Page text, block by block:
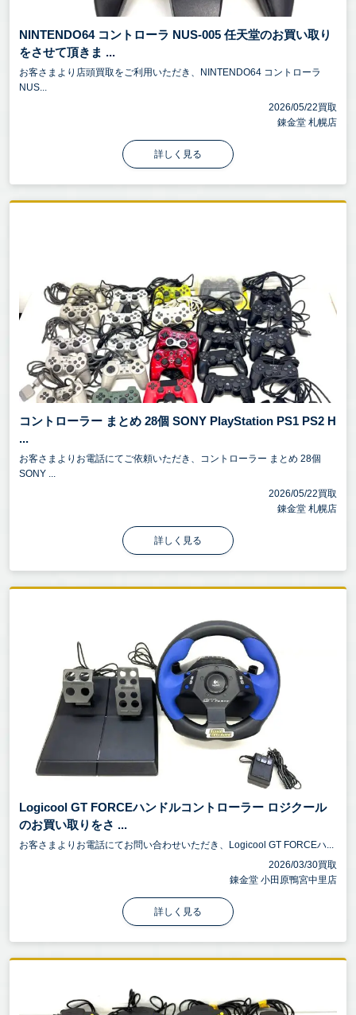
NINTENDO64 コントローラ NUS-005 任天堂のお買い取り
をさせて頂きま ...
お客さまより店頭買取をご利用いただき、NINTENDO64 コントローラ
NUS...
2026/05/22買取
錬金堂 札幌店
詳しく見る
コントローラー まとめ 28個 SONY PlayStation PS1 PS2 H
...
お客さまよりお電話にてご依頼いただき、コントローラー まとめ 28個
SONY ...
2026/05/22買取
錬金堂 札幌店
詳しく見る
Logicool GT FORCEハンドルコントローラー ロジクール
のお買い取りをさ ...
お客さまよりお電話にてお問い合わせいただき、Logicool GT FORCEハ...
2026/03/30買取
錬金堂 小田原鴨宮中里店
詳しく見る